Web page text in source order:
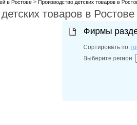
в Ростове> Производство детских товаров в
товаров в Ростове
Фирмы
Сортировать по:
Выберите регион: